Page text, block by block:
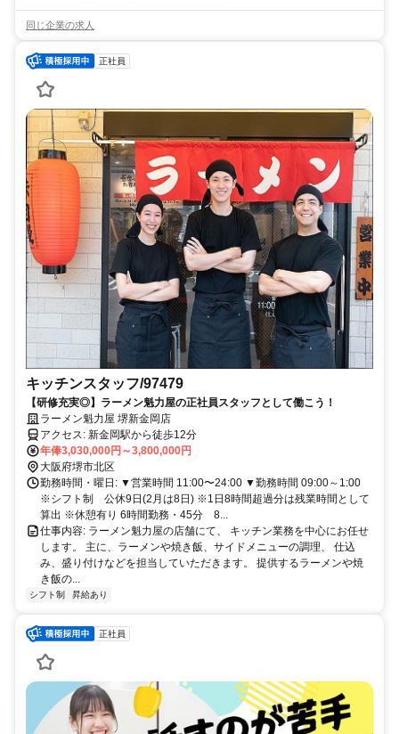
同じ企業の求人
正社員
キッチンスタッフ/97479
【研修充実◎】ラーメン魁力屋の正社員スタッフとして働こう！
ラーメン魁力屋 堺新金岡店
アクセス: 新金岡駅から徒歩12分
年俸3,030,000円～3,800,000円
大阪府堺市北区
勤務時間・曜日: ▼営業時間 11:00〜24:00 ▼勤務時間 09:00～1:00
※シフト制 公休9日(2月は8日) ※1日8時間超過分は残業時間として
算出 ※休憩有り 6時間勤務・45分 8...
仕事内容: ラーメン魁力屋の店舗にて、 キッチン業務を中心にお任せ
します。 主に、ラーメンや焼き飯、サイドメニューの調理、 仕込
み、盛り付けなどを担当していただきます。 提供するラーメンや焼
き飯の...
シフト制 昇給あり
正社員